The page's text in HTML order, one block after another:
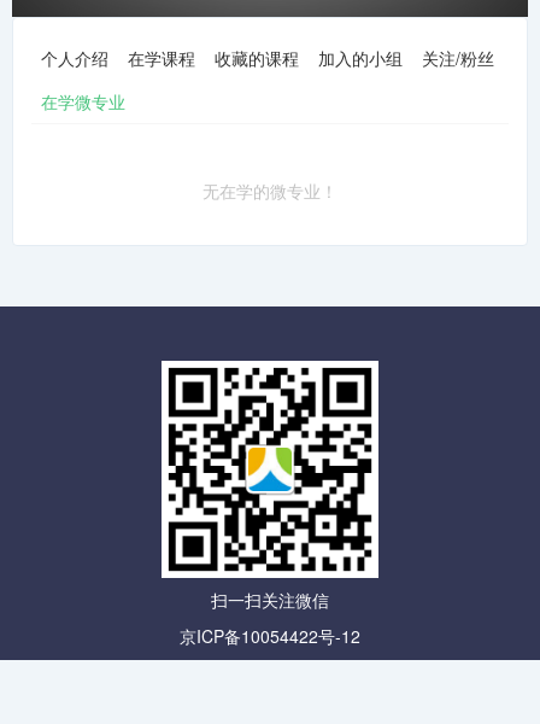
个人介绍 在学课程 收藏的课程 加入的小组
关注/粉丝
在学微专业
无在学的微专业！
扫一扫关注微信
京ICP备10054422号-12